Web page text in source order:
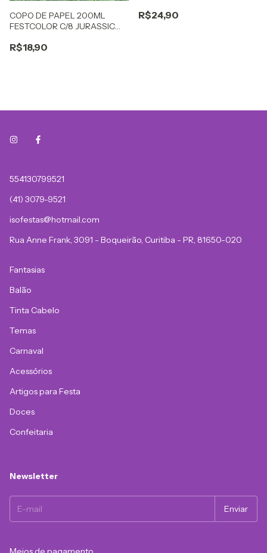
COPO DE PAPEL 200ML
FESTCOLOR C/8 JURASSIC
R$18,90
R$24,90
554130799521
(41) 3079-9521
isofestas@hotmail.com
Rua Anne Frank, 3091 - Boqueirão, Curitiba - PR, 81650-020
Fantasias
Balão
Tinta Cabelo
Temas
Carnaval
Acessórios
Artigos para Festa
Doces
Confeitaria
Newsletter